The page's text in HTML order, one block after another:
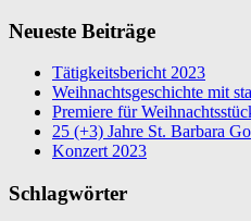
Neueste Beiträge
Tätigkeitsbericht 2023
Weihnachtsgeschichte mit
Premiere für
25 (+3) Jahre St. Barbara
Konzert 2023
Schlagwörter